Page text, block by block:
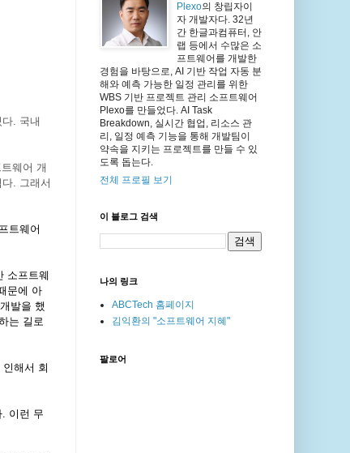
다. 국내
웨어 개
다. 그래서
트웨어
소프트웨
문에 아
발을 했
는 길로
해서 회
. 이런 무
Plexo의 창립자이
자 개발자다. 32년
간 한글과컴퓨터, 안
랩 등에서 수많은 소
프트웨어를 개발한
경험을 바탕으로, AI 기반 작업 자동 분
해와 예측 가능한 일정 관리를 위한
WBS 기반 프로젝트 관리 소프트웨어
Plexo를 만들었다. AI Task
Breakdown, 실시간 협업, 리소스 관
리, 일정 예측 기능을 통해 개발팀이
약속을 지키는 프로젝트를 만들 수 있
도록 돕는다.
전체 프로필 보기
이 블로그 검색
나의 링크
ABCTech 홈페이지
김익환의 "소프트웨어 지혜"
팔로어